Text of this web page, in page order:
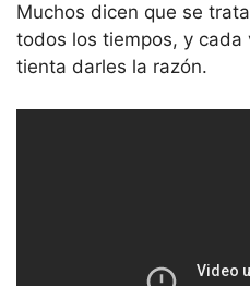
Muchos dicen que se
todos los tiempos, y cada
tienta darles la razón.